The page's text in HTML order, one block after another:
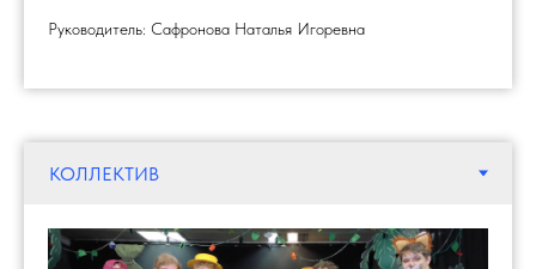
Руководитель: Сафронова Наталья Игоревна